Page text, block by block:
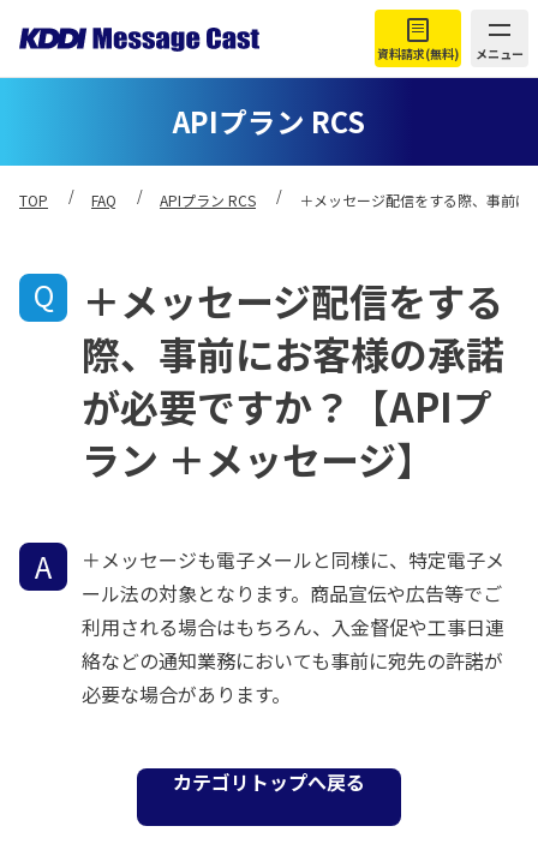
資料請求(無料) メニュー
APIプラン RCS
TOP FAQ APIプラン RCS ＋メッセージ配信をする際、事前
＋メッセージ配信をする
際、事前にお客様の承諾
が必要ですか？【APIプ
ラン ＋メッセージ】
＋メッセージも電子メールと同様に、特定電子メ
ール法の対象となります。商品宣伝や広告等でご
利用される場合はもちろん、入金督促や工事日連
絡などの通知業務においても事前に宛先の許諾が
必要な場合があります。
カテゴリトップへ戻る